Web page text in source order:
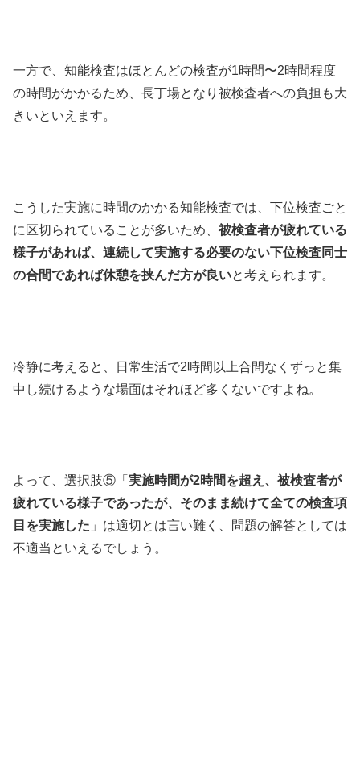
一方で、知能検査はほとんどの検査が1時間〜2時間程度
の時間がかかるため、長丁場となり被検査者への負担も大
きいといえます。
こうした実施に時間のかかる知能検査では、下位検査ごと
に区切られていることが多いため、 被検査者が疲れている
様子があれば、連続して実施する必要のない下位検査同士
の合間であれば休憩を挟んだ方が良いと考えられます。
冷静に考えると、日常生活で2時間以上合間なくずっと集
中し続けるような場面はそれほど多くないですよね。
よって、選択肢⑤「 実施時間が2時間を超え、被検査者が
疲れている様子であったが、そのまま続けて全ての検査項
目を実施した 」は適切とは言い難く、問題の解答としては
不適当といえるでしょう。